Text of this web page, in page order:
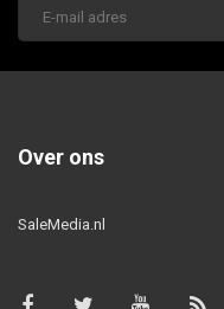
Over ons
SaleMedia.nl